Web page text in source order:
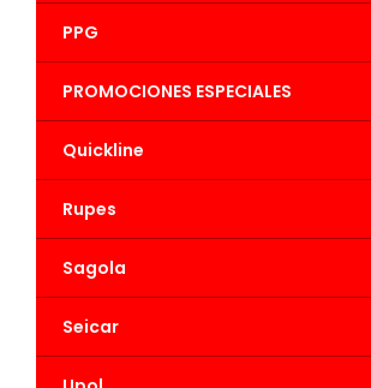
PPG
PROMOCIONES ESPECIALES
Quickline
Rupes
Sagola
Seicar